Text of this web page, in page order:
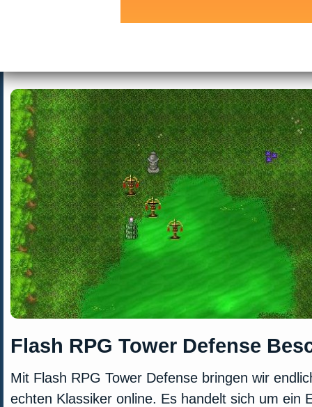
Flash RPG Tower Defense
Mit Flash RPG Tower Defense bringen wir
echten Klassiker online. Es handelt sich um ein